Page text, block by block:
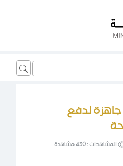
لدفع
المشاهدات :430 مشاهدة